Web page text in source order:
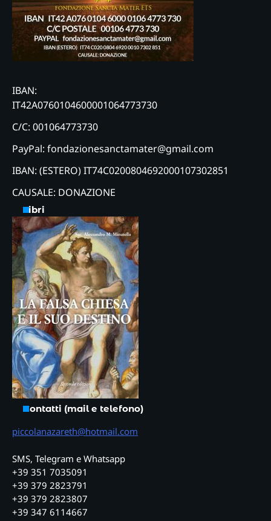
IBAN:
IT42A0760104600001064773730
C/C: 001064773730
PayPal: fondazionesanctamater@gmail.com
IBAN: (ESTERO) IT74C0200804692000107302851
CAUSALE: DONAZIONE
Libri
Contatti (mail e telefono)
piccolanazareth@hotmail.com
SMS, Telegram e Whatsapp
+39 351 7035091
+39 379 2823791
+39 379 2823807
+39 347 6114667